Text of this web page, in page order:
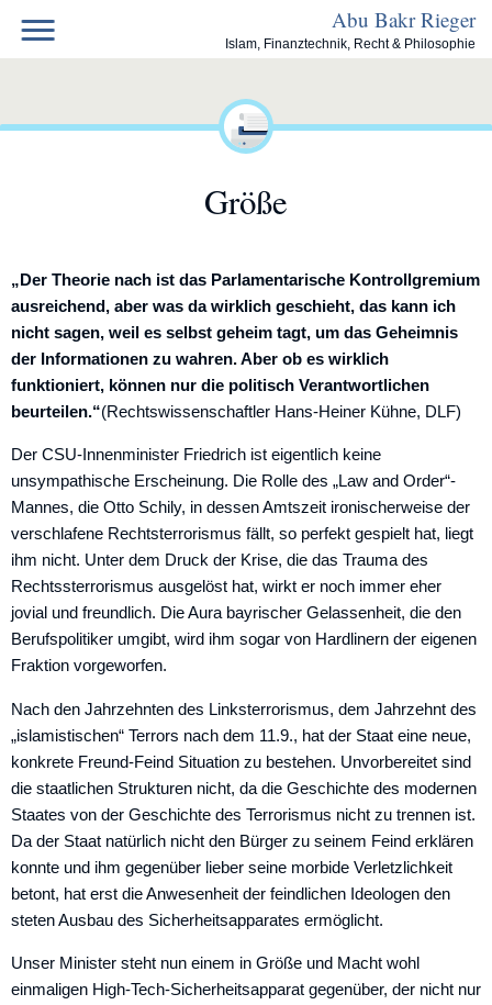
content
Abu Bakr Rieger
Islam, Finanztechnik, Recht & Philosophie
Größe
„Der Theorie nach ist das Parlamentarische Kontrollgremium
ausreichend, aber was da wirklich geschieht, das kann ich
nicht sagen, weil es selbst geheim tagt, um das Geheimnis
der Informationen zu wahren. Aber ob es wirklich
funktioniert, können nur die politisch Verantwortlichen
beurteilen.“(Rechtswissenschaftler Hans-Heiner Kühne, DLF)
Der CSU-Innenminister Friedrich ist eigentlich keine
unsympathische Erscheinung. Die Rolle des „Law and Order“-
Mannes, die Otto Schily, in dessen Amtszeit ironischerweise der
verschlafene Rechtsterrorismus fällt, so perfekt gespielt hat, liegt
ihm nicht. Unter dem Druck der Krise, die das Trauma des
Rechtssterrorismus ausgelöst hat, wirkt er noch immer eher
jovial und freundlich. Die Aura bayrischer Gelassenheit, die den
Berufspolitiker umgibt, wird ihm sogar von Hardlinern der eigenen
Fraktion vorgeworfen.
Nach den Jahrzehnten des Linksterrorismus, dem Jahrzehnt des
„islamistischen“ Terrors nach dem 11.9., hat der Staat eine neue,
konkrete Freund-Feind Situation zu bestehen. Unvorbereitet sind
die staatlichen Strukturen nicht, da die Geschichte des modernen
Staates von der Geschichte des Terrorismus nicht zu trennen ist.
Da der Staat natürlich nicht den Bürger zu seinem Feind erklären
konnte und ihm gegenüber lieber seine morbide Verletzlichkeit
betont, hat erst die Anwesenheit der feindlichen Ideologen den
steten Ausbau des Sicherheitsapparates ermöglicht.
Unser Minister steht nun einem in Größe und Macht wohl
einmaligen High-Tech-Sicherheitsapparat gegenüber, der nicht nur